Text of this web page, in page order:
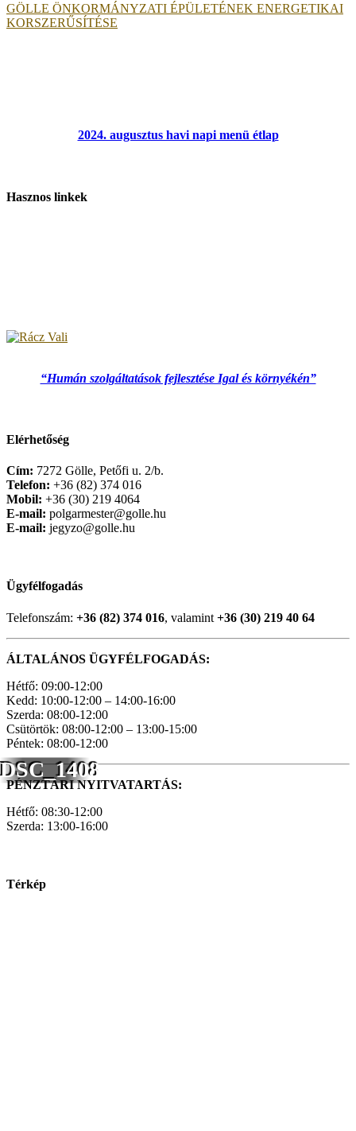
DSC_1408
GÖLLE ÖNKORMÁNYZATI ÉPÜLETÉNEK ENERGETIKAI
KORSZERŰSÍTÉSE
2024. augusztus havi napi menü étlap
Hasznos linkek
“Humán szolgáltatások fejlesztése Igal és környékén”
Elérhetőség
Cím: 7272 Gölle, Petőfi u. 2/b.
Telefon: +36 (82) 374 016
Mobil: +36 (30) 219 4064
E-mail: polgarmester@golle.hu
E-mail: jegyzo@golle.hu
Ügyfélfogadás
Telefonszám: +36 (82) 374 016, valamint +36 (30) 219 40 64
ÁLTALÁNOS ÜGYFÉLFOGADÁS:
Hétfő: 09:00-12:00
Kedd: 10:00-12:00 – 14:00-16:00
Szerda: 08:00-12:00
Csütörtök: 08:00-12:00 – 13:00-15:00
Péntek: 08:00-12:00
PÉNZTÁRI NYITVATARTÁS:
Hétfő: 08:30-12:00
Szerda: 13:00-16:00
Térkép